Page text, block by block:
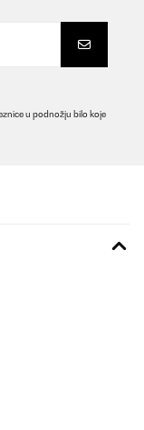
un vostro frigor
servizio cliente non
buona, spero si
u podnožju bilo koje